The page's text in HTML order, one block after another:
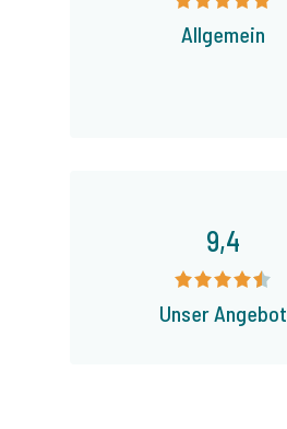
Allgemein
9,4
Unser Angebot